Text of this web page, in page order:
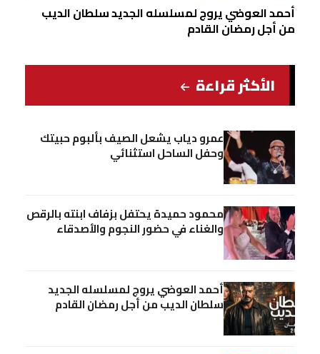
أحمد العوضي يروج لمسلسله الجديد سلطان الديب
من أجل رمضان القادم
الأكثر قراءة
عمرو دياب يشعل الصيف بألبوم حبيتك
وحفل الساحل استثنائي
محمود حميدة يحتفل بزفاف ابنته بالرقص
والغناء في حضور النجوم والأصدقاء
أحمد العوضي يروج لمسلسله الجديد
سلطان الديب من أجل رمضان القادم